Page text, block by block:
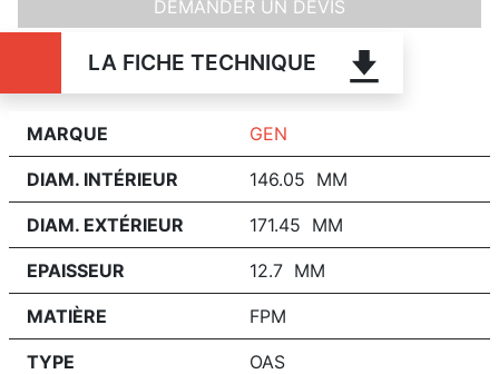
DEMANDER UN DEVIS
LA FICHE TECHNIQUE
MARQUE GEN
DIAM. INTÉRIEUR 146.05 MM
DIAM. EXTÉRIEUR 171.45 MM
EPAISSEUR 12.7 MM
MATIÈRE FPM
TYPE OAS